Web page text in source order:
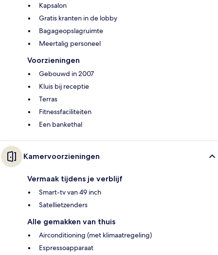
Kapsalon
Gratis kranten in de lobby
Bagageopslagruimte
Meertalig personeel
Voorzieningen
Gebouwd in 2007
Kluis bij receptie
Terras
Fitnessfaciliteiten
Een bankethal
Kamervoorzieningen
Vermaak tijdens je verblijf
Smart-tv van 49 inch
Satellietzenders
Alle gemakken van thuis
Airconditioning (met klimaatregeling)
Espressoapparaat